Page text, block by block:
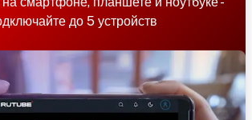
до 5 устройств